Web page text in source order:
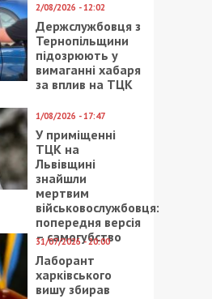
2/08/2026 - 12:02
Держслужбовця з
Тернопільщини
підозрюють у
вимаганні хабаря
за вплив на ТЦК
1/08/2026 - 17:47
У приміщенні
ТЦК на
Львівщині
знайшли
мертвим
військовослужбовця:
попередня версія
– самогубство
31/07/2026 - 20:00
Лаборант
харківського
вишу збирав